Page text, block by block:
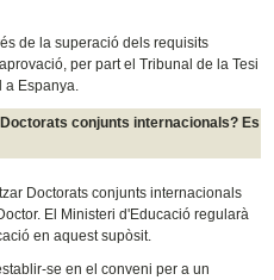
de la superació dels requisits
per part el Tribunal de la Tesi
a Espanya.
conjunts internacionals? Es
Doctorats conjunts internacionals
El Ministeri d'Educació regularà
en aquest supòsit.
se en el conveni per a un